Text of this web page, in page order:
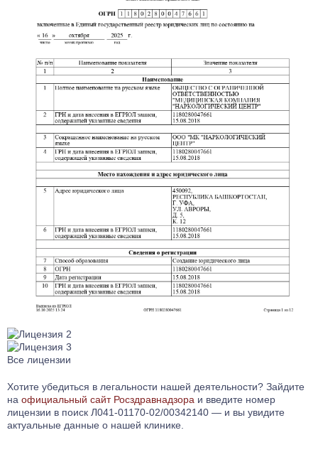
Все лицензии
Хотите убедиться в легальности нашей деятельности? Зайдите
на официальный сайт Росздравнадзора и введите номер
лицензии в поиск Л041-01170-02/00342140 — и вы увидите
актуальные данные о нашей клинике.